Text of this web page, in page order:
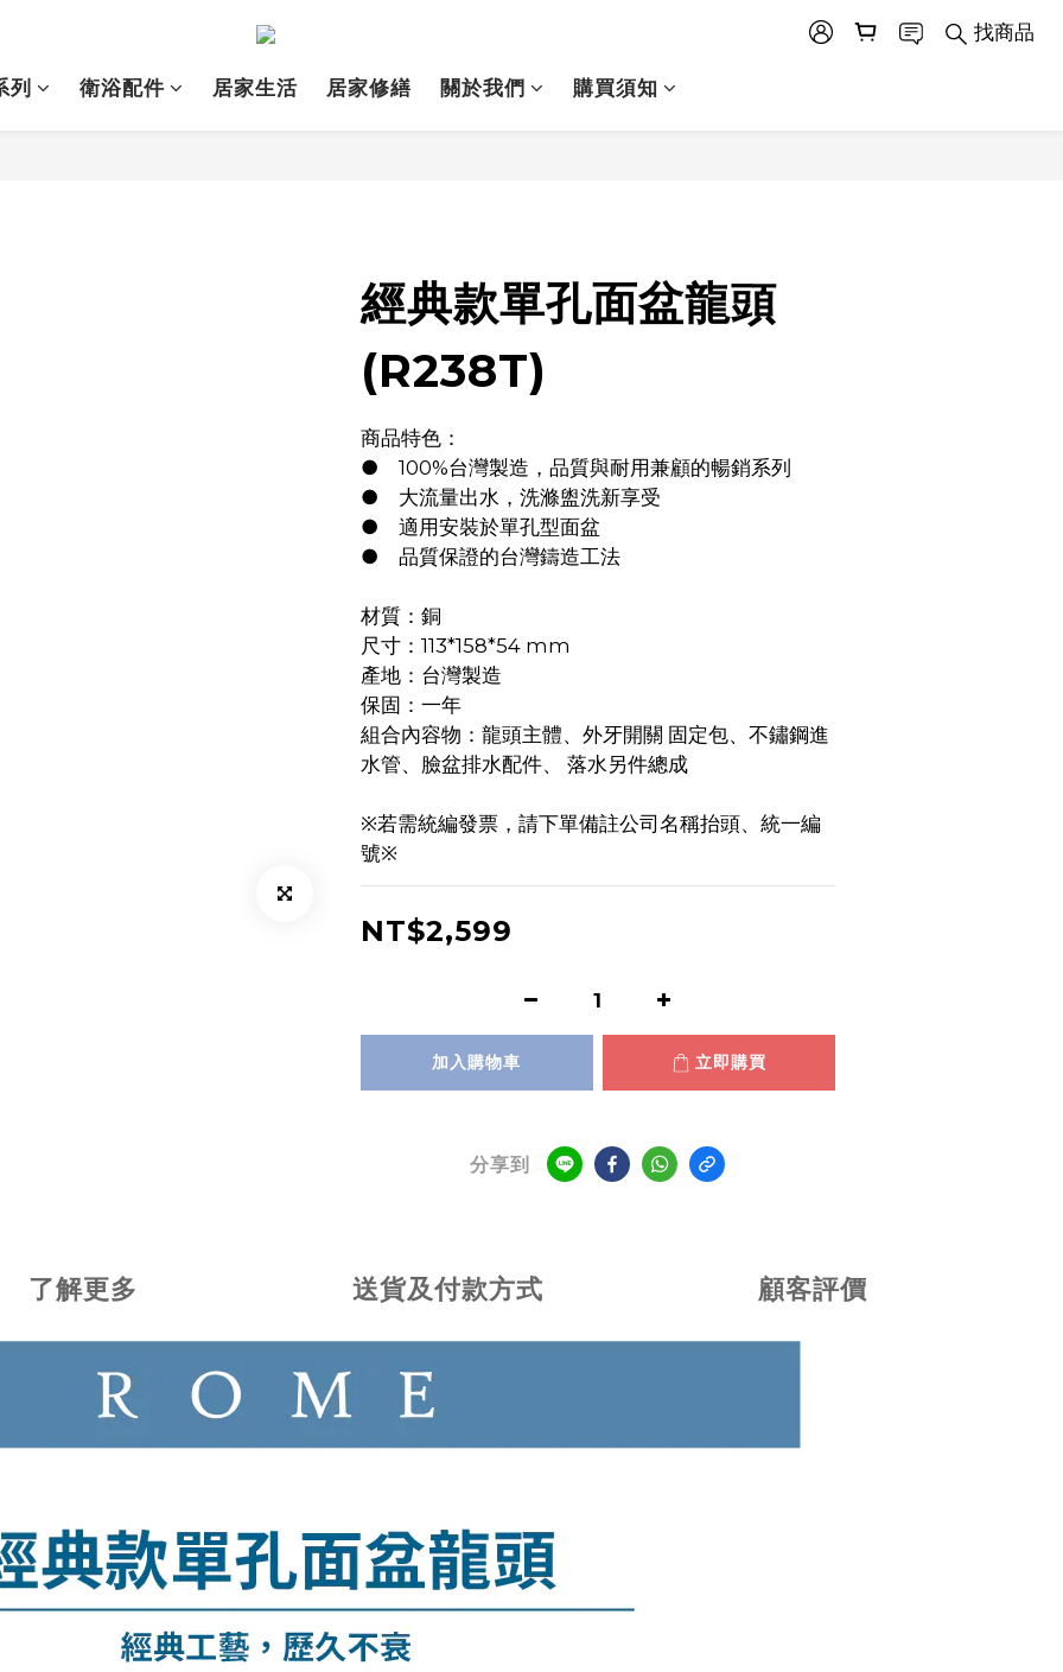
找商品
列 衛浴配件 居家生活 居家修繕 關於我們 購買須知
經典款單孔面盆龍頭
(R238T)
商品特色：
●	100%台灣製造，品質與耐用兼顧的暢銷系列
●	大流量出水，洗滌盥洗新享受
●	適用安裝於單孔型面盆
●	品質保證的台灣鑄造工法
材質：銅
尺寸：113*158*54 mm
產地：台灣製造
保固：一年
組合內容物：龍頭主體、外牙開關 固定包、不鏽鋼進
水管、臉盆排水配件、 落水另件總成
※若需統編發票，請下單備註公司名稱抬頭、統一編
號※
NT$2,599
加入購物車 立即購買
分享到
了解更多 送貨及付款方式 顧客評價